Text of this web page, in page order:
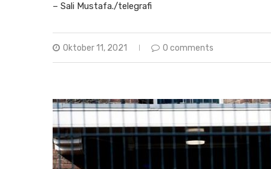
– Sali Mustafa./telegrafi
Oktober 11, 2021 0 comments